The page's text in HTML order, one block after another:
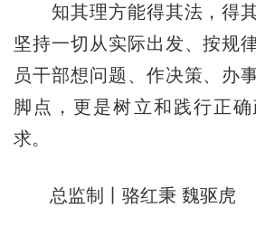
知其理方能得其法，得其
坚持一切从实际出发、按规
员干部想问题、作决策、办
脚点，更是树立和践行正
求。
总监制丨骆红秉 魏驱虎